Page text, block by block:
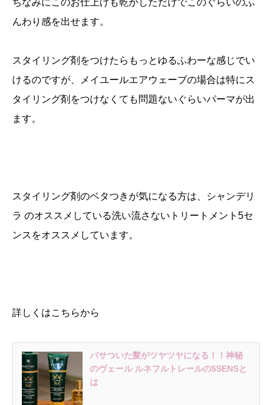
んわり感を出せます。
スタイリング剤をつけたらもっとゆるふわーな感じでい
けるのですが、メイユールエアウェーブの場合は特にス
タイリング剤をつけなくても問題ないぐらいパーマが出
ます。
スタイリング剤のベタつきが気になる方は、シャンデリ
ラ のオススメしている洗い流さないトリートメント5セ
ンスをオススメしています。
詳しくはこちらから
パサついた髪がツヤツヤになる！！神秘
のヴェール ルネフルトレールの5SENSと
は